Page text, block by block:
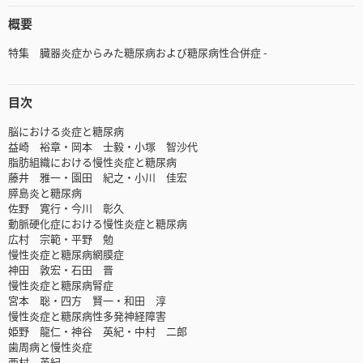
概要
特集 臓器炎症からみた糖尿病および糖尿病性合併症 -
目次
脳における炎症と糖尿病
益崎 裕章・岡本 士毅・小塚 智沙代
脂肪組織における慢性炎症と糖尿病
藤井 雅一・園田 紀之・小川 佳宏
膵島炎と糖尿病
佐野 寛行・今川 彰久
動脈硬化症における慢性炎症と糖尿病
広村 宗範・平野 勉
慢性炎症と糖尿病網膜症
神田 敦宏・石田 晋
慢性炎症と糖尿病腎症
宮本 聡・四方 賢一・和田 淳
慢性炎症と糖尿病性多発神経障害
姫野 龍仁・神谷 英紀・中村 二郎
歯周病と慢性炎症